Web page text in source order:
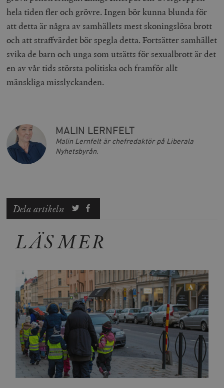
hela tiden fler och grövre. Ingen bör kunna blunda för
att detta är några av samhällets mest skoningslösa brott
och att straffvärdet bör spegla detta. Fortsätter samhället
svika de barn och unga som utsätts för sexualbrott är det
en av vår tids största politiska och framför allt
mänskliga misslyckanden.
MALIN LERNFELT
Malin Lernfelt är chefredaktör på Liberala
Nyhetsbyrån.
Dela artikeln
LÄS MER